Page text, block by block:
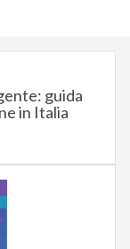
guida
in Italia